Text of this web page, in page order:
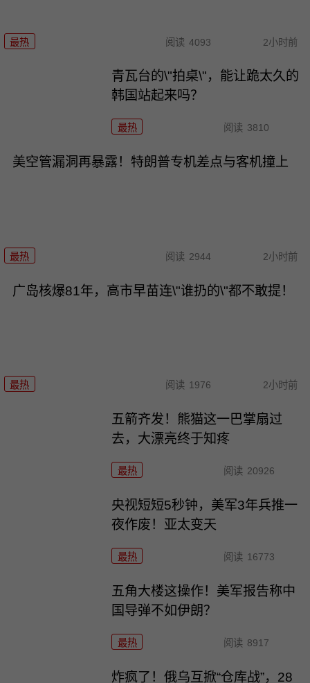
最热 阅读 4093 2小时前
青瓦台的\"拍桌\"，能让跪太久的
韩国站起来吗？
最热 阅读 3810
美空管漏洞再暴露！特朗普专机差点与客机撞上
最热 阅读 2944 2小时前
广岛核爆81年，高市早苗连\"谁扔的\"都不敢提！
最热 阅读 1976 2小时前
五箭齐发！熊猫这一巴掌扇过
去，大漂亮终于知疼
最热 阅读 20926
央视短短5秒钟，美军3年兵推一
夜作废！亚太变天
最热 阅读 16773
五角大楼这操作！美军报告称中
国导弹不如伊朗？
最热 阅读 8917
炸疯了！俄乌互掀“仓库战”，28